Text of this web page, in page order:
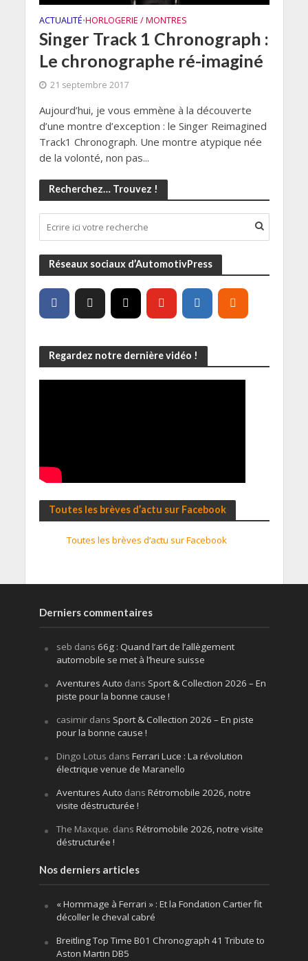
ACTUALITÉ•HORLOGERIE / MONTRES
Singer Track 1 Chronograph :
Le chronographe ré-imaginé
21 septembre 2017
Aujourd’hui, je vous emmène à la découverte
d’une montre d’exception : le Singer Reimagined
Track1 Chronograph. Une montre atypique née
de la volonté, non pas...
Recherchez… Trouvez !
Réseaux sociaux d’AutomotivPress
Regardez notre dernière vidéo !
Toutes les brèves d’actu sur Facebook
Toutes les brèves d’actu sur Facebook
Derniers commentaires
seb dans 66g : Quand l’art de l’allègement
automobile se met à l’heure suisse
Aventures Auto dans Sport & Collection 2026 – En
piste pour la bonne cause !
casimirdans Sport & Collection 2026 – En piste
pour la bonne cause !
Dingo Lotus dans Ferrari Luce : La révolution
électrique venue de Maranello
Aventures Auto dans Rétromobile 2026, notre
visite déstructurée !
The Maxque. dans Rétromobile 2026, notre visite
déstructurée !
Nos derniers articles
« Hommage à Ferrari » : Et la Fondation Cartier fit
décoller le cheval cabré
Breitling Top Time B01 Chronograph 41 Tribute to
Aston Martin DB5